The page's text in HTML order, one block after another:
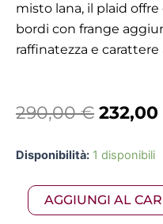
misto lana, il plaid
bordi con frange
raffinatezza e carattere
290,00€ Il
era:
232,00
Disponibilità: 1 disponibili
MISSONI
Plaid
130x190
PLUME
AGGIUNGI AL